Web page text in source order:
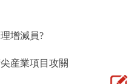
京 視頻北京
增減員?
産業項目攻關